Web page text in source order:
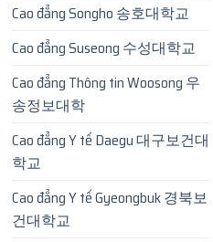
Cao đẳng Songho 송호대학교
Cao đẳng Suseong 수성대학교
Cao đẳng Thông tin Woosong 우
송정보대학
Cao đẳng Y tế Daegu 대구보건대
학교
Cao đẳng Y tế Gyeongbuk 경북보
건대학교